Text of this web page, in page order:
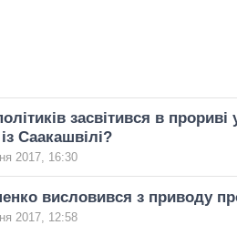
засвітився в
Саакашвілі?
2017, 16:30
висловився з приводу
2017, 12:58